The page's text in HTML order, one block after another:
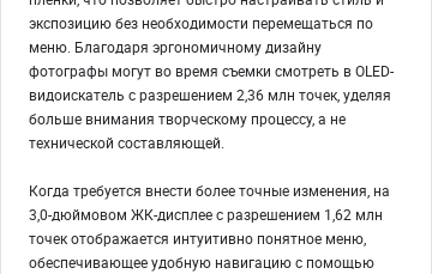
экспозицию без необходимости перемещаться по
меню. Благодаря эргономичному дизайну
фотографы могут во время съемки смотреть в OLED-
видоискатель с разрешением 2,36 млн точек, уделяя
больше внимания творческому процессу, а не
технической составляющей.
Когда требуется внести более точные изменения, на
3,0-дюймовом ЖК-дисплее с разрешением 1,62 млн
точек отображается интуитивно понятное меню,
обеспечивающее удобную навигацию с помощью